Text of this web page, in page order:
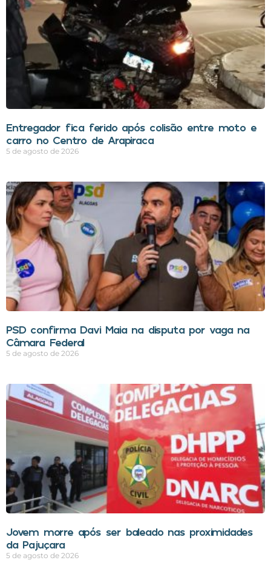
Entregador fica ferido após colisão entre moto e
carro no Centro de Arapiraca
5 de agosto de 2026
PSD confirma Davi Maia na disputa por vaga na
Câmara Federal
5 de agosto de 2026
Jovem morre após ser baleado nas proximidades
da Pajuçara
5 de agosto de 2026